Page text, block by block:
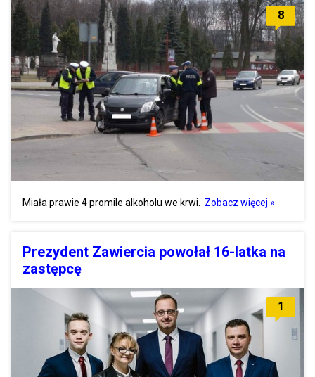
8
Miała prawie 4 promile alkoholu we krwi. Zobacz więcej »
Prezydent Zawiercia powołał 16-latka na
zastępcę
1